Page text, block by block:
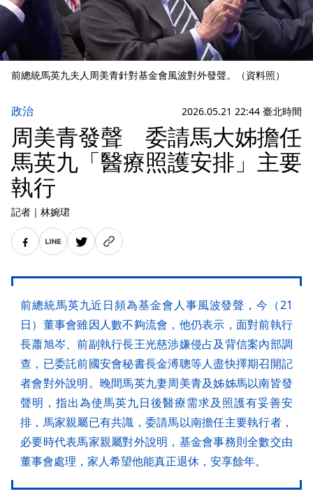
前總統馬英九夫人周美青針對基金會風波對外發聲。（資料照）
政治 2026.05.21 22:44 臺北時間
周美青發聲 委請馬大姊擔任
馬英九「醫療照護安排」主要
執行
記者 ｜ 林婉珺
前總統馬英九近日頻為基金會人事風波發聲，今（21
日）董事會雖因人數不夠流會，他仍表示，面對前執行
長蕭旭岑、前副執行長王光慈涉嫌侵占及背信案內部調
查，已委託前國安會秘書長金溥聰等人盡快擇期召開記
者會對外說明。晚間馬英九妻周美青及姊姊馬以南皆發
聲明，指出為使馬英九日後醫療需求及照護有妥善安
排，馬家親屬已有共識，委請馬以南擔任主要執行者，
必要時代表馬家親屬對外說明，基金會事務則全數交由
董事會處理，家人希望他能真正退休，安享餘年。